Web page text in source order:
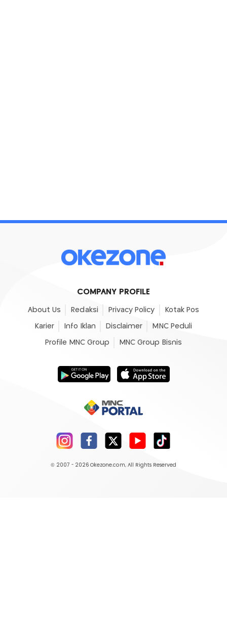
COMPANY PROFILE
About Us Redaksi Privacy Policy Kotak Pos
Karier Info Iklan Disclaimer MNC Peduli
Profile MNC Group MNC Group Bisnis
© 2007 - 2026 Okezone.com, All Rights Reserved